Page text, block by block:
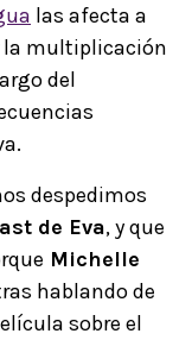
las afecta a
la multiplicación
del
despedimos
de Eva, y que
Michelle
hablando de
sobre el